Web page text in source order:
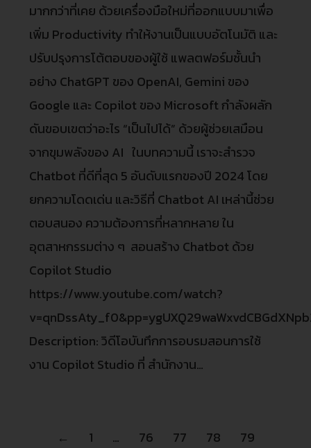
มากกว่าที่เคย ด้วยเครื่องมือใหม่ที่ออกแบบมาเพื่อ
เพิ่ม Productivity ทําให้งานเป็นแบบอัตโนมัติ และ
ปรับปรุงการโต้ตอบของผู้ใช้ แพลตฟอร์มชั้นนํา
อย่าง ChatGPT ของ OpenAI, Gemini ของ
Google และ Copilot ของ Microsoft กําลังผลัก
ดันขอบเขตว่าอะไร “เป็นไปได้” ด้วยผู้ช่วยเสมือน
จากขุมพลังของ AI ในบทความนี้ เราจะสํารวจ
Chatbot ที่ดีที่สุด 5 อันดับแรกของปี 2024 โดย
ยกความโดดเด่น และวิธีที่ Chatbot AI เหล่านี้ช่วย
ตอบสนอง ความต้องการที่หลากหลาย ใน
อุตสาหกรรมต่าง ๆ สอนสร้าง Chatbot ด้วย
Copilot Studio
https://www.youtube.com/watch?
Description: วิดีโอบันทึกการอบรมสอนการใช้
งาน Copilot Studio ที่ สำนักงาน…
← 1 … 76 77 78
79